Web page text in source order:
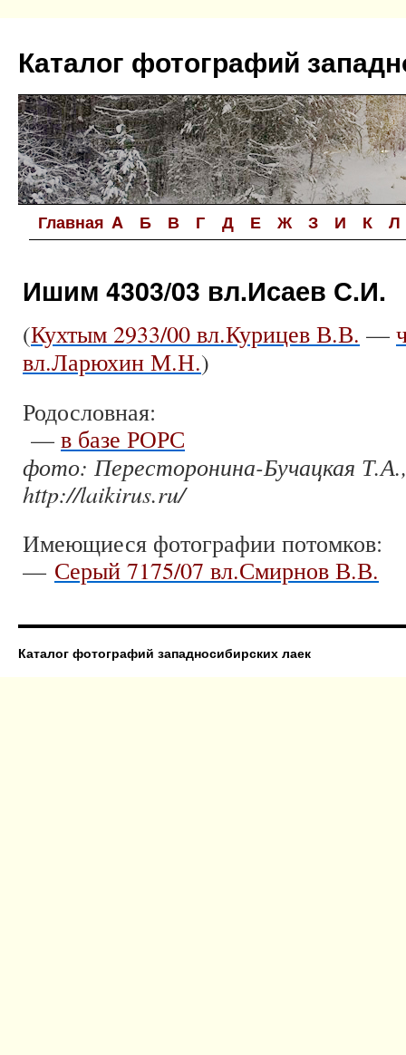
содержимому
Каталог фотографий
Главная A Б В Г Д Е Ж З И К Л
Ишим 4303/03 вл.Исаев С.И.
(Кухтым 2933/00 вл.Курицев В.В. —
вл.Ларюхин М.Н.)
Родословная:
— в базе РОРС
фото: Пересторонина-Бучацкая
http://laikirus.ru/
Имеющиеся фотографии потомков:
— Серый 7175/07 вл.Смирнов В.В.
Каталог фотографий западносибирских лаек